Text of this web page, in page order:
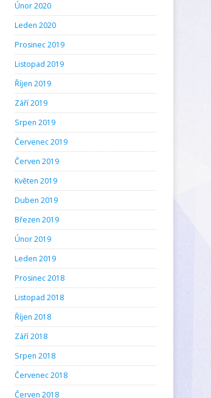
Únor 2020
Leden 2020
Prosinec 2019
Listopad 2019
Říjen 2019
Září 2019
Srpen 2019
Červenec 2019
Červen 2019
Květen 2019
Duben 2019
Březen 2019
Únor 2019
Leden 2019
Prosinec 2018
Listopad 2018
Říjen 2018
Září 2018
Srpen 2018
Červenec 2018
Červen 2018